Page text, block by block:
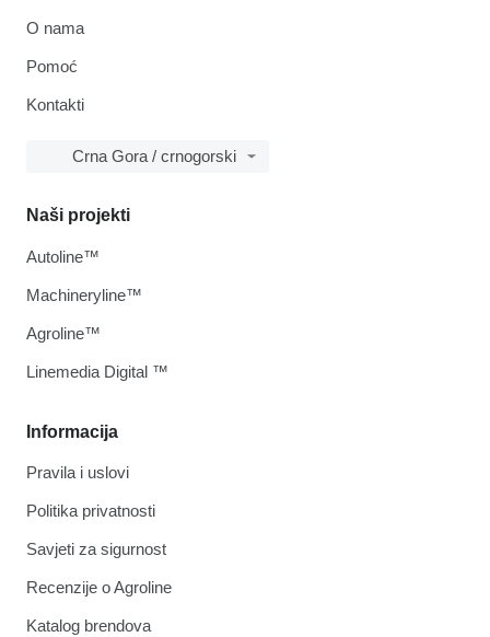
O nama
Pomoć
Kontakti
Crna Gora / crnogorski
Informacija
Pravila i uslovi
Politika privatnosti
Savjeti za sigurnost
Recenzije o Agroline
Katalog brendova
Naši projekti
Autoline™
Machineryline™
Agroline™
Linemedia Digital ™